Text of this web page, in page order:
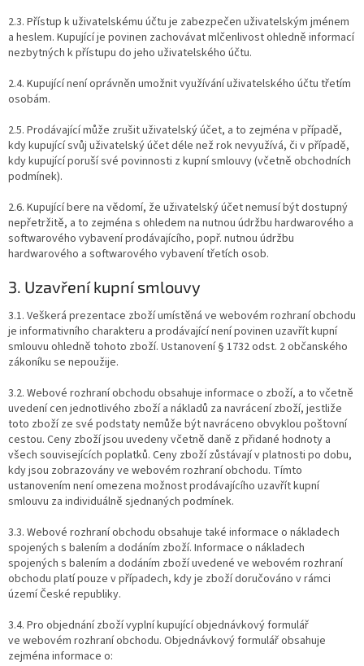
2.3. Přístup k uživatelskému účtu je zabezpečen uživatelským jménem
a heslem. Kupující je povinen zachovávat mlčenlivost ohledně informací
nezbytných k přístupu do jeho uživatelského účtu.
2.4. Kupující není oprávněn umožnit využívání uživatelského účtu třetím
osobám.
2.5. Prodávající může zrušit uživatelský účet, a to zejména v případě,
kdy kupující svůj uživatelský účet déle než rok nevyužívá, či v případě,
kdy kupující poruší své povinnosti z kupní smlouvy (včetně obchodních
podmínek).
2.6. Kupující bere na vědomí, že uživatelský účet nemusí být dostupný
nepřetržitě, a to zejména s ohledem na nutnou údržbu hardwarového a
softwarového vybavení prodávajícího, popř. nutnou údržbu
hardwarového a softwarového vybavení třetích osob.
3. Uzavření kupní smlouvy
3.1. Veškerá prezentace zboží umístěná ve webovém rozhraní obchodu
je informativního charakteru a prodávající není povinen uzavřít kupní
smlouvu ohledně tohoto zboží. Ustanovení § 1732 odst. 2 občanského
zákoníku se nepoužije.
3.2. Webové rozhraní obchodu obsahuje informace o zboží, a to včetně
uvedení cen jednotlivého zboží a nákladů za navrácení zboží, jestliže
toto zboží ze své podstaty nemůže být navráceno obvyklou poštovní
cestou. Ceny zboží jsou uvedeny včetně daně z přidané hodnoty a
všech souvisejících poplatků. Ceny zboží zůstávají v platnosti po dobu,
kdy jsou zobrazovány ve webovém rozhraní obchodu. Tímto
ustanovením není omezena možnost prodávajícího uzavřít kupní
smlouvu za individuálně sjednaných podmínek.
3.3. Webové rozhraní obchodu obsahuje také informace o nákladech
spojených s balením a dodáním zboží. Informace o nákladech
spojených s balením a dodáním zboží uvedené ve webovém rozhraní
obchodu platí pouze v případech, kdy je zboží doručováno v rámci
území České republiky.
3.4. Pro objednání zboží vyplní kupující objednávkový formulář
ve webovém rozhraní obchodu. Objednávkový formulář obsahuje
zejména informace o: